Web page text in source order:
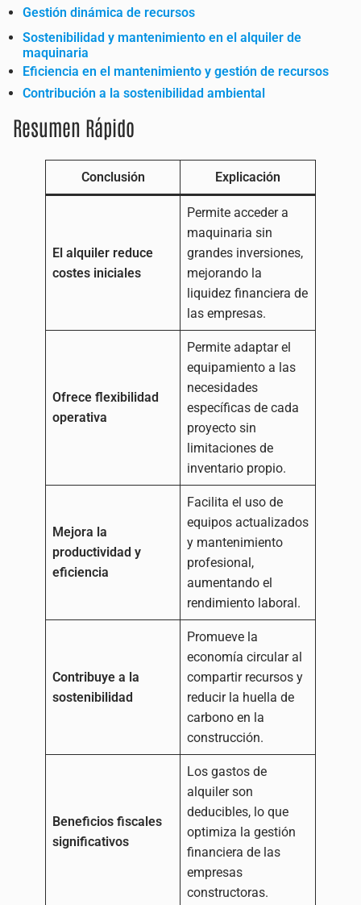
Gestión dinámica de recursos
Sostenibilidad y mantenimiento en el alquiler de
maquinaria
Eficiencia en el mantenimiento y gestión de recursos
Contribución a la sostenibilidad ambiental
Resumen Rápido
Conclusión Explicación
El alquiler reduce
costes iniciales
Permite acceder a
maquinaria sin
grandes inversiones,
mejorando la
liquidez financiera de
las empresas.
Ofrece flexibilidad
operativa
Permite adaptar el
equipamiento a las
necesidades
específicas de cada
proyecto sin
limitaciones de
inventario propio.
Mejora la
productividad y
eficiencia
Facilita el uso de
equipos actualizados
y mantenimiento
profesional,
aumentando el
rendimiento laboral.
Contribuye a la
sostenibilidad
Promueve la
economía circular al
compartir recursos y
reducir la huella de
carbono en la
construcción.
Beneficios fiscales
significativos
Los gastos de
alquiler son
deducibles, lo que
optimiza la gestión
financiera de las
empresas
constructoras.